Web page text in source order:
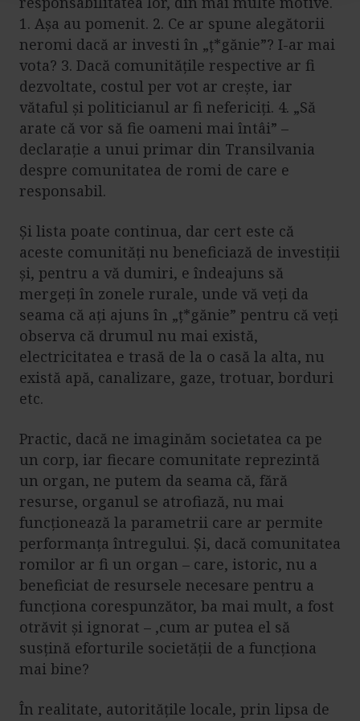
1. Așa au pomenit. 2. Ce ar spune alegătorii
neromi dacă ar investi în „ț*gănie”? I-ar mai
vota? 3. Dacă comunitățile respective ar fi
dezvoltate, costul per vot ar crește, iar
vătaful și politicianul ar fi nefericiți. 4. „Să
arate că vor să fie oameni mai întâi” –
declarație a unui primar din Transilvania
despre comunitatea de romi de care e
responsabil.
Și lista poate continua, dar cert este că
aceste comunități nu beneficiază de investiții
și, pentru a vă dumiri, e îndeajuns să
mergeți în zonele rurale, unde vă veți da
seama că ați ajuns în „ț*gănie” pentru că veți
observa că drumul nu mai există,
electricitatea e trasă de la o casă la alta, nu
există apă, canalizare, gaze, trotuar, borduri
etc.
Practic, dacă ne imaginăm societatea ca pe
un corp, iar fiecare comunitate reprezintă
un organ, ne putem da seama că, fără
resurse, organul se atrofiază, nu mai
funcționează la parametrii care ar permite
performanța întregului. Și, dacă comunitatea
romilor ar fi un organ – care, istoric, nu a
beneficiat de resursele necesare pentru a
funcționa corespunzător, ba mai mult, a fost
otrăvit și ignorat – ,cum ar putea el să
susțină eforturile societății de a funcționa
mai bine?
În realitate, autoritățile locale, prin lipsa de